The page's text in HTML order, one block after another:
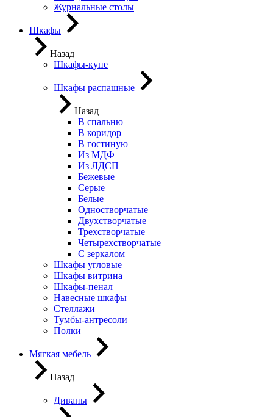
Журнальные столы
Шкафы
Назад
Шкафы-купе
Шкафы распашные
Назад
В спальню
В коридор
В гостиную
Из МДФ
Из ЛДСП
Бежевые
Серые
Белые
Одностворчатые
Двухстворчатые
Трехстворчатые
Четырехстворчатые
С зеркалом
Шкафы угловые
Шкафы витрина
Шкафы-пенал
Навесные шкафы
Стеллажи
Тумбы-антресоли
Полки
Мягкая мебель
Назад
Диваны